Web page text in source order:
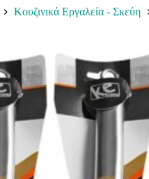
Κουζινικά Εργαλεία - Σκεύη